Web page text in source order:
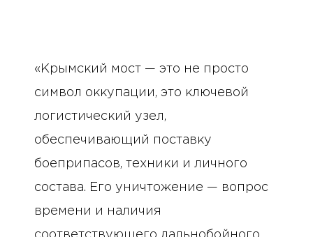
«Крымский мост — это не просто
символ оккупации, это ключевой
логистический узел,
обеспечивающий поставку
боеприпасов, техники и личного
состава. Его уничтожение — вопрос
времени и наличия